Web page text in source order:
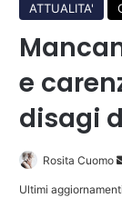
ATTUALITA'
e
disagi
Rosita Cuomo
Ultimi